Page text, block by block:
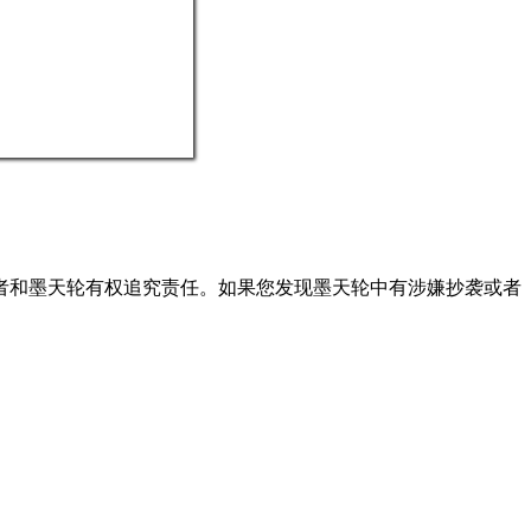
墨天轮有权追究责任。如果您发现墨天轮中有涉嫌抄袭或者